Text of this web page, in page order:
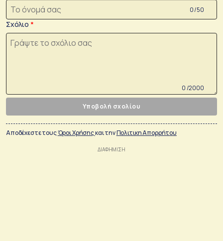
0 /50
Σχόλιο
0 /2000
Υποβολή σχολίου
Αποδέχεστε τουςΌροι Χρήσηςκαι τηνΠολιτικη Απορρήτου